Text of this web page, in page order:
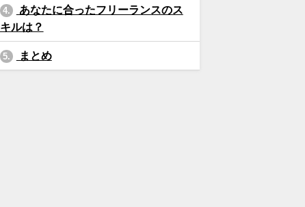
4.
あなたに合ったフリーランスのス
キルは？
5. まとめ